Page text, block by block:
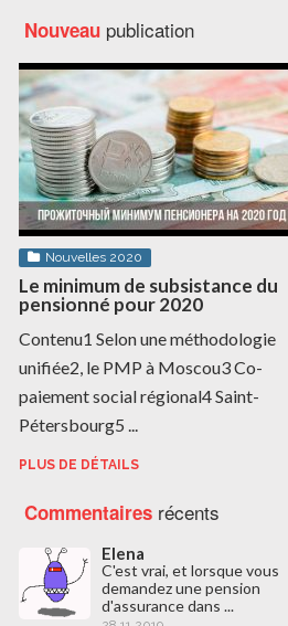
Nouveau publication
Nouvelles 2020
Le minimum de subsistance du
pensionné pour 2020
Contenu1 Selon une méthodologie
unifiée2, le PMP à Moscou3 Co-
paiement social régional4 Saint-
Pétersbourg5 ...
PLUS DE DÉTAILS
Commentaires récents
Elena
C'est vrai, et lorsque vous
demandez une pension
d'assurance dans ...